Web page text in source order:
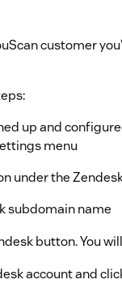
customer
up and
menu
under the
subdomain name
button. You
account and